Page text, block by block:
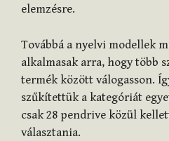
elemzésre.
Továbbá a nyelvi modellek
alkalmasak arra, hogy több
termék között válogasson.
szűkítettük a kategóriát
csak 28 pendrive közül
választania.